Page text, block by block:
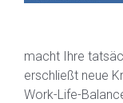
macht Ihre
erschließt neue
Work-Life-